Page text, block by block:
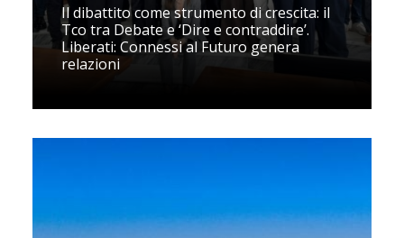
Il dibattito come strumento di crescita: il
Tco tra Debate e ‘Dire e contraddire’.
Liberati: Connessi al Futuro genera
relazioni